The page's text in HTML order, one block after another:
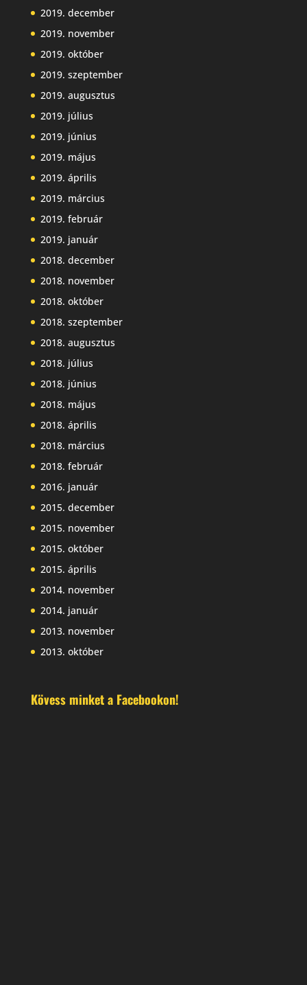
2019. december
2019. november
2019. október
2019. szeptember
2019. augusztus
2019. július
2019. június
2019. május
2019. április
2019. március
2019. február
2019. január
2018. december
2018. november
2018. október
2018. szeptember
2018. augusztus
2018. július
2018. június
2018. május
2018. április
2018. március
2018. február
2016. január
2015. december
2015. november
2015. október
2015. április
2014. november
2014. január
2013. november
2013. október
Kövess minket a Facebookon!